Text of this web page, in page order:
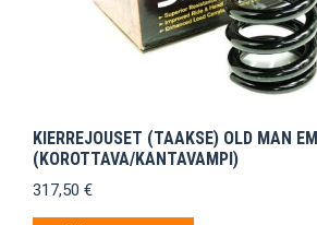
KIERREJOUSET (TAAKSE) OLD MAN
(KOROTTAVA/KANTAVAMPI)
317,50 €